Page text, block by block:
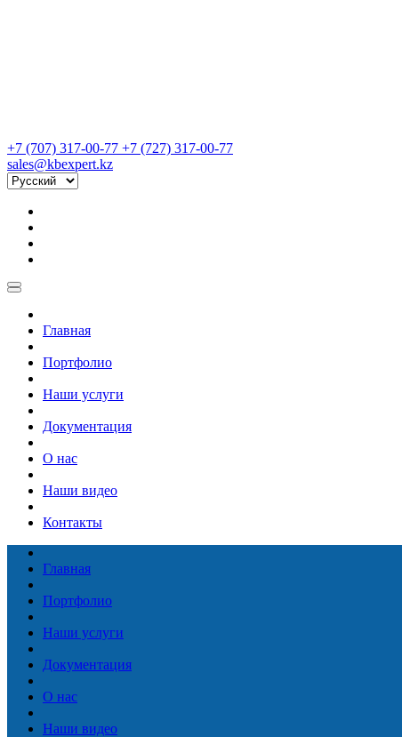
+7 (707) 317-00-77 +7 (727) 317-00-77
sales@kbexpert.kz
Главная
Портфолио
Наши услуги
Документация
О нас
Наши видео
Контакты
Главная
Портфолио
Наши услуги
Документация
О нас
Наши видео